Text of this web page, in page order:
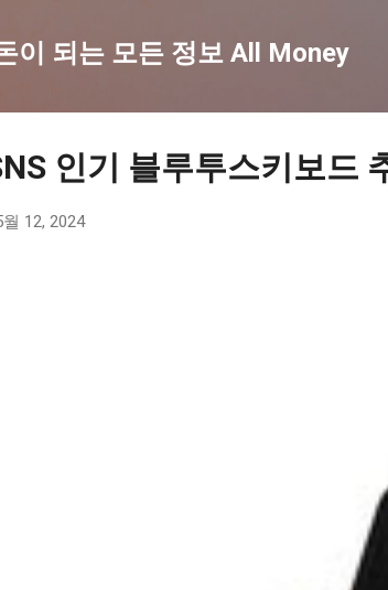
이 되는 모든 정보 All Money
인기 블루투스키보드
월 12, 2024